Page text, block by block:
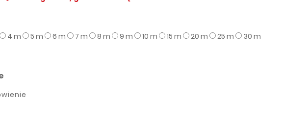
4 m 5 m 6 m 7 m 8 m 9 m 10 m 15 m 20 m 25 m 30 m